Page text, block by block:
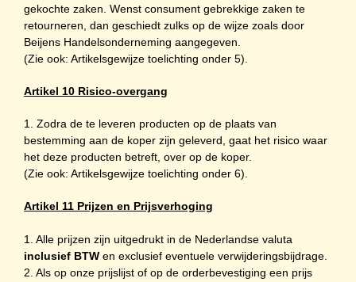
gekochte zaken. Wenst consument gebrekkige zaken te
retourneren, dan geschiedt zulks op de wijze zoals door
Beijens Handelsonderneming aangegeven.
(Zie ook: Artikelsgewijze toelichting onder 5).
Artikel 10 Risico-overgang
1. Zodra de te leveren producten op de plaats van
bestemming aan de koper zijn geleverd, gaat het risico waar
het deze producten betreft, over op de koper.
(Zie ook: Artikelsgewijze toelichting onder 6).
Artikel 11 Prijzen en Prijsverhoging
1. Alle prijzen zijn uitgedrukt in de Nederlandse valuta
inclusief BTWen exclusief eventuele verwijderingsbijdrage.
2. Als op onze prijslijst of op de orderbevestiging een prijs